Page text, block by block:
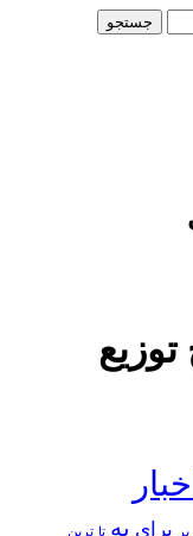
اخبار
برای به تا ترین